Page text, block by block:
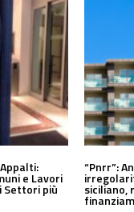
e Lavori
Settori più
“Pnrr”:
siciliano,